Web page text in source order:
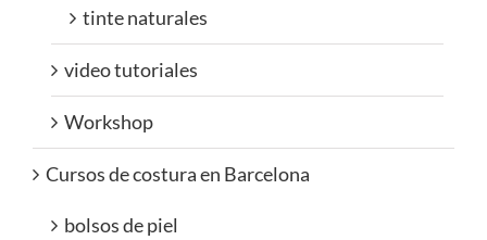
tinte naturales
video tutoriales
Workshop
Cursos de costura en Barcelona
bolsos de piel